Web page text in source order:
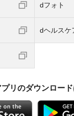
dフォト
dヘルスケ
リのダウンロー